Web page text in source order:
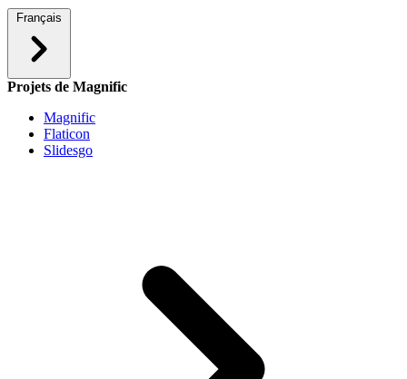
Français
Projets de Magnific
Magnific
Flaticon
Slidesgo